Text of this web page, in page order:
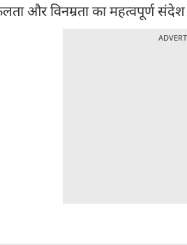
और विनम्रता का महत्वपूर्ण